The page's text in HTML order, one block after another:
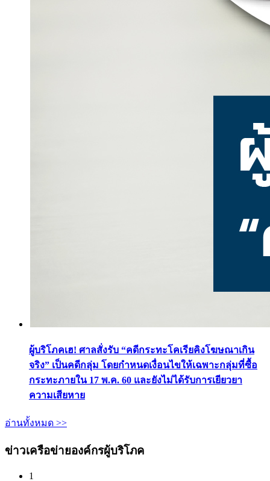
ผู้บริโภคเฮ! ศาลสั่งรับ “คดีกระทะโคเรียคิงโฆษณาเกิน
จริง” เป็นคดีกลุ่ม โดยกำหนดเงื่อนไขให้เฉพาะกลุ่มที่ซื้อ
กระทะภายใน 17 พ.ค. 60 และยังไม่ได้รับการเยียวยา
ความเสียหาย
อ่านทั้งหมด >>
ข่าวเครือข่ายองค์กรผู้บริโภค
1